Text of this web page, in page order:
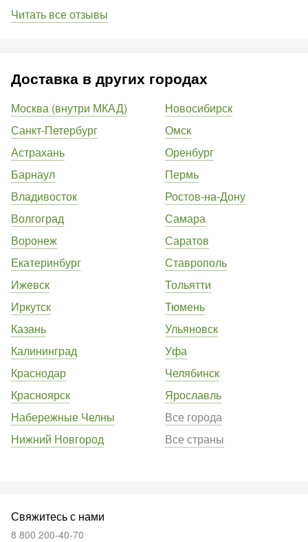
Читать все отзывы
Доставка в других городах
Москва (внутри МКАД)
Санкт-Петербург
Астрахань
Барнаул
Владивосток
Волгоград
Воронеж
Екатеринбург
Ижевск
Иркутск
Казань
Калининград
Краснодар
Красноярск
Набережные Челны
Нижний Новгород
Новосибирск
Омск
Оренбург
Пермь
Ростов-на-Дону
Самара
Саратов
Ставрополь
Тольятти
Тюмень
Ульяновск
Уфа
Челябинск
Ярославль
Все города
Все страны
Свяжитесь с нами
8 800 200-40-70